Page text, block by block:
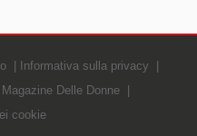
Informativa sulla privacy
Magazine Delle Donne
cookie